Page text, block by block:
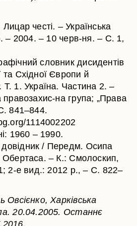
честі. – Українська
– 2004. – 10 черв-ня. – С. 1,
словник дисидентів
та Східної Європи й
1. Україна. Частина 2. –
правозахис-на група; „Права
841–844.
1114002202
1960 – 1990.
/ Передм. Осипа
Обертаса. – К.: Смолоскип,
2-е вид.: 2012 р., – С. 822–
Овсієнко, Харківська
20.04.2005. Останнє